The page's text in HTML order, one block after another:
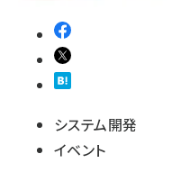
システム開発
イベント